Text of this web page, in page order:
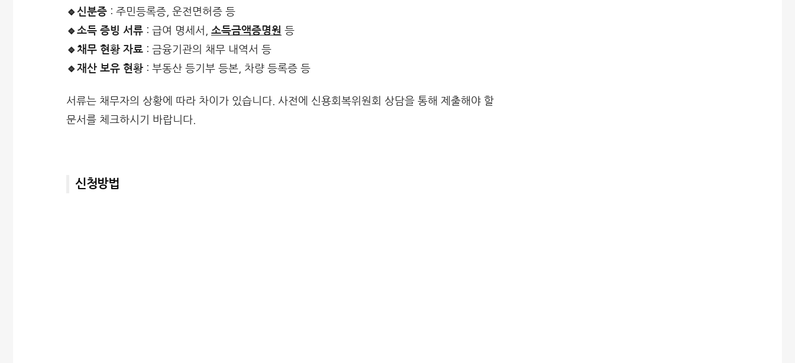
🔹신분증 : 주민등록증, 운전면허증 등
🔹소득 증빙 서류 : 급여 명세서, 소득금액증명원 등
🔹채무 현황 자료 : 금융기관의 채무 내역서 등
🔹재산 보유 현황 : 부동산 등기부 등본, 차량 등록증 등
서류는 채무자의 상황에 따라 차이가 있습니다. 사전에 신용회복위원회 상담을 통해 제출해야 할
문서를 체크하시기 바랍니다.
신청방법